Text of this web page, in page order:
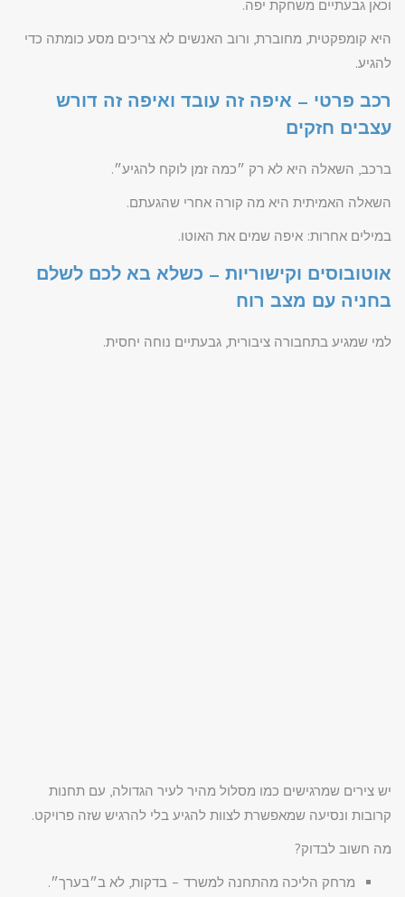
וכאן גבעתיים משחקת יפה.
היא קומפקטית, מחוברת, ורוב האנשים לא צריכים מסע כומתה כדי
להגיע.
רכב פרטי – איפה זה עובד ואיפה זה דורש
עצבים חזקים
ברכב, השאלה היא לא רק ״כמה זמן לוקח להגיע״.
השאלה האמיתית היא מה קורה אחרי שהגעתם.
במילים אחרות: איפה שמים את האוטו.
אוטובוסים וקישוריות – כשלא בא לכם לשלם
בחניה עם מצב רוח
למי שמגיע בתחבורה ציבורית, גבעתיים נוחה יחסית.
יש צירים שמרגישים כמו מסלול מהיר לעיר הגדולה, עם תחנות
קרובות ונסיעה שמאפשרת לצוות להגיע בלי להרגיש שזה פרויקט.
מה חשוב לבדוק?
מרחק הליכה מהתחנה למשרד – בדקות, לא ב״בערך״.